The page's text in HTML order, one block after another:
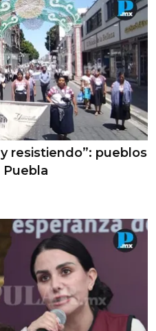
resistiendo”: pueblos